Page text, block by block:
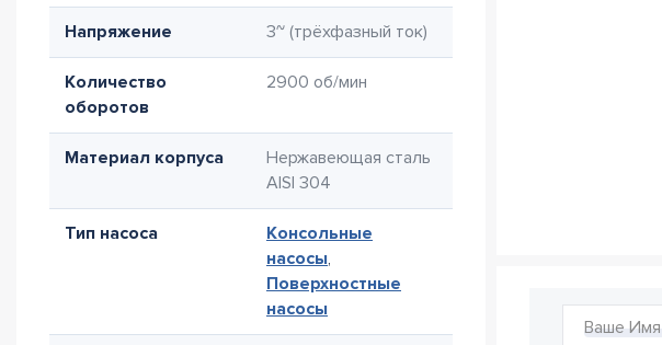
Напряжение 3~ (трёхфазный ток)
Количество
оборотов
2900 об/мин
Материал корпуса
Нержавеющая сталь
AISI 304
Тип насоса
Консольные
насосы,
Поверхностные
насосы
Ваше Имя